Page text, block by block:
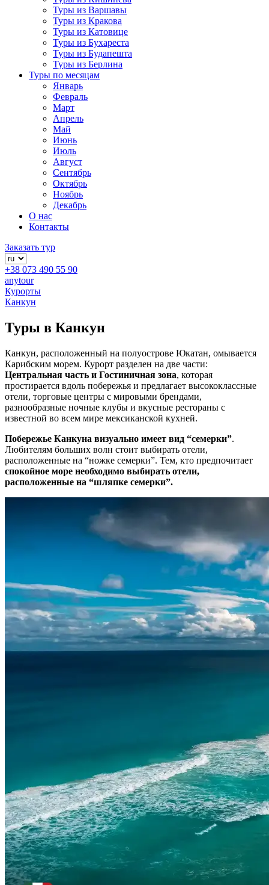
Туры из Варшавы
Туры из Кракова
Туры из Катовице
Туры из Бухареста
Туры из Будапешта
Туры из Берлина
Туры по месяцам
Январь
Февраль
Март
Апрель
Май
Июнь
Июль
Август
Сентябрь
Октябрь
Ноябрь
Декабрь
О нас
Контакты
Заказать тур
+38 073 490 55 90
anytour
Курорты
Канкун
Туры в Канкун
Канкун, расположенный на полуострове Юкатан, омывается
Карибским морем. Курорт разделен на две части:
Центральная часть и Гостиничная зона, которая
простирается вдоль побережья и предлагает высококлассные
отели, торговые центры с мировыми брендами,
разнообразные ночные клубы и вкусные рестораны с
известной во всем мире мексиканской кухней.
Побережье Канкуна визуально имеет вид “семерки”.
Любителям больших волн стоит выбирать отели,
расположенные на “ножке семерки”. Тем, кто предпочитает
спокойное море необходимо выбирать отели,
расположенные на “шляпке семерки”.